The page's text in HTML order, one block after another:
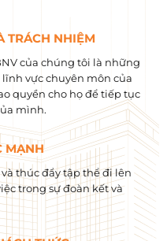
TRÁCH NHIỆM
của chúng tôi là những
vực chuyên môn của
quyền cho họ để tiếp tục
mình.
MẠNH
thúc đẩy tập thể đi lên
trong sự đoàn kết và